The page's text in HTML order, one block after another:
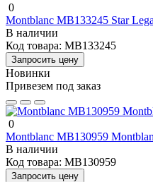
0
Montblanc MB133245 Star
В наличии
Код товара: MB133245
Запросить цену
Новинки
Привезем под заказ
0
Montblanc MB130959
В наличии
Код товара: MB130959
Запросить цену